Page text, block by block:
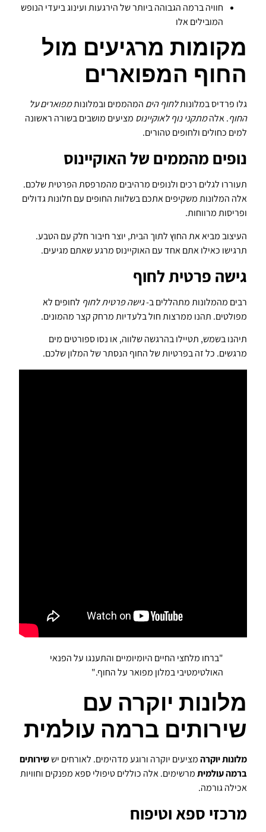
חוויה ברמה הגבוהה ביותר של הירגעות ועינוג ביעדי הנופש
המובילים אלו
מקומות מרגיעים מול
החוף המפוארים
גלו פרדיס במלונותלחוף הים המהממים ובמלונותמפוארים על
החוף. אלהמתקני נוף לאוקיינוס מציעים מושבים בשורה ראשונה
למים כחולים ולחופים טהורים.
נופים מהממים של האוקיינוס
תעוררו לגלים רכים ולנופים מרהיבים מהמרפסת הפרטית שלכם.
אלה המלונות משקיפים אתכם בשלוות החופים עם חלונות גדולים
ופריסות מרווחות.
העיצוב מביא את החוץ לתוך הבית, יוצר חיבור חלק עם הטבע.
תרגישו כאילו אתם אחד עם האוקיינוס מרגע שאתם מגיעים.
גישה פרטית לחוף
רבים מהמלונות מתהללים ב-גישה פרטית לחוף לחופים לא
מפולטים. תהנו ממרצות חול בלעדיות מרחק קצר מהמונים.
תיהנו בשמש, תטיילו בהרגשה שלווה, או נסו ספורטים מים
מרגשים. כל זה בפרטיות של החוף הנסתר של המלון שלכם.
"ברחו מלחצי החיים היומיומיים והתענגו על הפנאי
האולטימטיבי במלון מפואר על החוף."
מלונות יוקרה עם
שירותים ברמה עולמית
מלונות יוקרהמציעים יוקרה ורוגע מדהימים. לאורחים יששירותים
ברמה עולמיתמרשימים. אלה כוללים טיפולי ספא מפנקים וחוויות
אכילה גורמה.
מרכזי ספא וטיפוח